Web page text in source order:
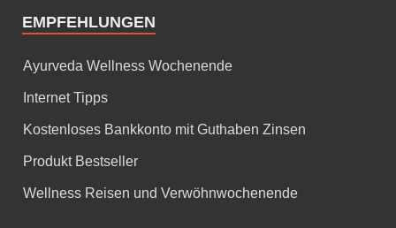
EMPFEHLUNGEN
Ayurveda Wellness Wochenende
Internet Tipps
Kostenloses Bankkonto mit Guthaben Zinsen
Produkt Bestseller
Wellness Reisen und Verwöhnwochenende